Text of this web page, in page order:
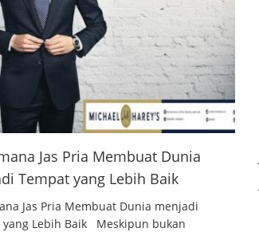
Jas Pria Membuat Dunia
Tempat yang Lebih Baik
Jas Pria Membuat Dunia menjadi
yang Lebih Baik Meskipun bukan